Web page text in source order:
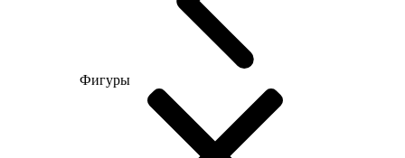
Фигуры